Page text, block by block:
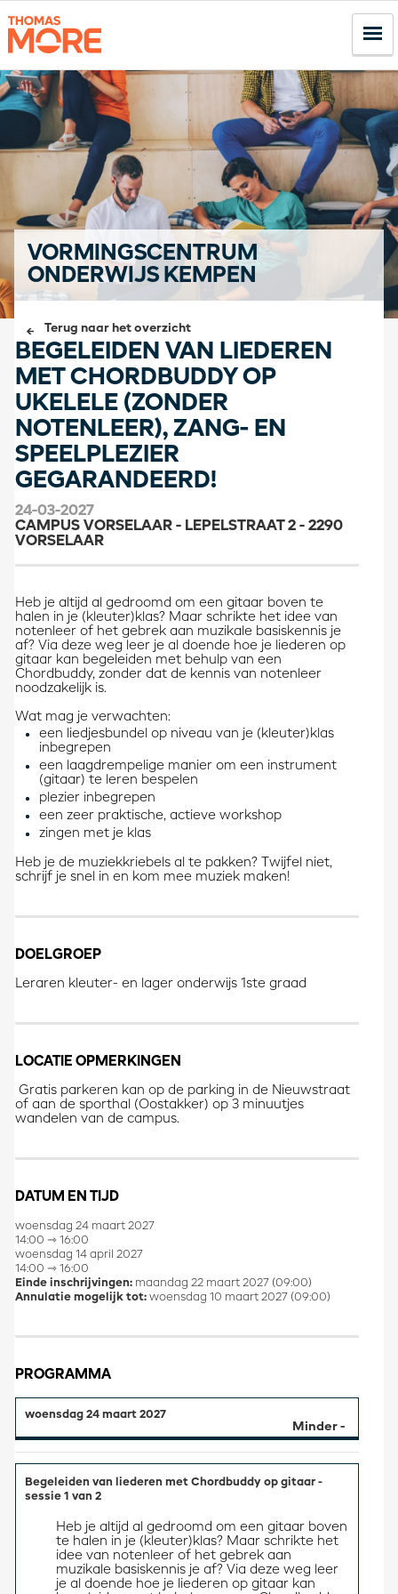
VORMINGSCENTRUM
ONDERWIJS KEMPEN
Terug naar het overzicht
BEGELEIDEN VAN LIEDEREN
MET CHORDBUDDY OP
UKELELE (ZONDER
NOTENLEER), ZANG- EN
SPEELPLEZIER
GEGARANDEERD!
24-03-2027
CAMPUS VORSELAAR - LEPELSTRAAT 2 - 2290
VORSELAAR
Heb je altijd al gedroomd om een gitaar boven te
halen in je (kleuter)klas? Maar schrikte het idee van
notenleer of het gebrek aan muzikale basiskennis je
af? Via deze weg leer je al doende hoe je liederen op
gitaar kan begeleiden met behulp van een
Chordbuddy, zonder dat de kennis van notenleer
noodzakelijk is.
Wat mag je verwachten:
een liedjesbundel op niveau van je (kleuter)klas
inbegrepen
een laagdrempelige manier om een instrument
(gitaar) te leren bespelen
plezier inbegrepen
een zeer praktische, actieve workshop
zingen met je klas
Heb je de muziekkriebels al te pakken? Twijfel niet,
schrijf je snel in en kom mee muziek maken!
DOELGROEP
Leraren kleuter- en lager onderwijs 1ste graad
LOCATIE OPMERKINGEN
Gratis parkeren kan op de parking in de Nieuwstraat
of aan de sporthal (Oostakker) op 3 minuutjes
wandelen van de campus.
DATUM EN TIJD
woensdag 24 maart 2027
14:00 ⇾ 16:00
woensdag 14 april 2027
14:00 ⇾ 16:00
Einde inschrijvingen: maandag 22 maart 2027 (09:00)
Annulatie mogelijk tot: woensdag 10 maart 2027 (09:00)
PROGRAMMA
woensdag 24 maart 2027
Begeleiden van liederen met Chordbuddy op gitaar -
sessie 1 van 2
Heb je altijd al gedroomd om een gitaar boven
te halen in je (kleuter)klas? Maar schrikte het
idee van notenleer of het gebrek aan
muzikale basiskennis je af? Via deze weg leer
je al doende hoe je liederen op gitaar kan